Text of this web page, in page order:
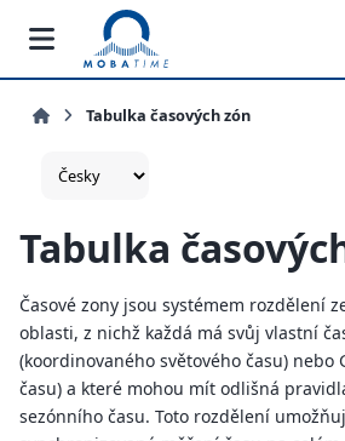
Tabulka časových zón
Tabulka
Časové zony jsou systémem rozdělení
oblasti, z nichž každá má svůj vlastní
(koordinovaného světového času) nebo
času) a které mohou mít odlišná
sezónního času. Toto rozdělení